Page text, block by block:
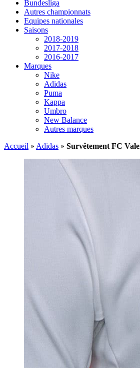
Bundesliga
Autres championnats
Equipes nationales
Saisons
2018-2019
2017-2018
2016-2017
Marques
Nike
Adidas
Puma
Kappa
Umbro
New Balance
Autres marques
Accueil » Adidas » Survêtement FC